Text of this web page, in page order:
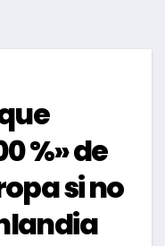
%» de
si no